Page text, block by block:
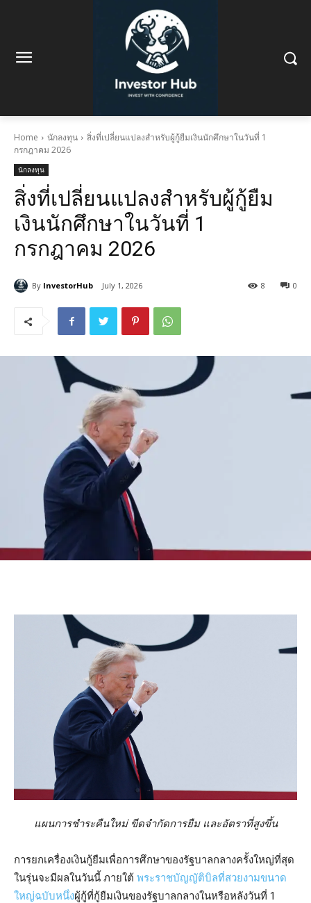
Home นักลงทุน
สิ่งที่เปลี่ยนแปลงสำหรับผู้กู้ยืมเงินนักศึกษาในวันที่ 1
กรกฎาคม 2026
นักลงทุน
สิ่งที่เปลี่ยนแปลงสำหรับผู้กู้ยืม
เงินนักศึกษาในวันที่ 1
กรกฎาคม 2026
By InvestorHub July 1, 2026 0
8
แผนการชำระคืนใหม่ ขีดจำกัดการยืม และอัตราที่สูงขึ้น
การยกเครื่องเงินกู้ยืมเพื่อการศึกษาของรัฐบาลกลางครั้งใหญ่ที่สุด
ในรุ่นจะมีผลในวันนี้ ภายใต้ พระราชบัญญัติบิลที่สวยงามขนาด
ใหญ่ฉบับหนึ่งผู้กู้ที่กู้ยืมเงินของรัฐบาลกลางในหรือหลังวันที่ 1